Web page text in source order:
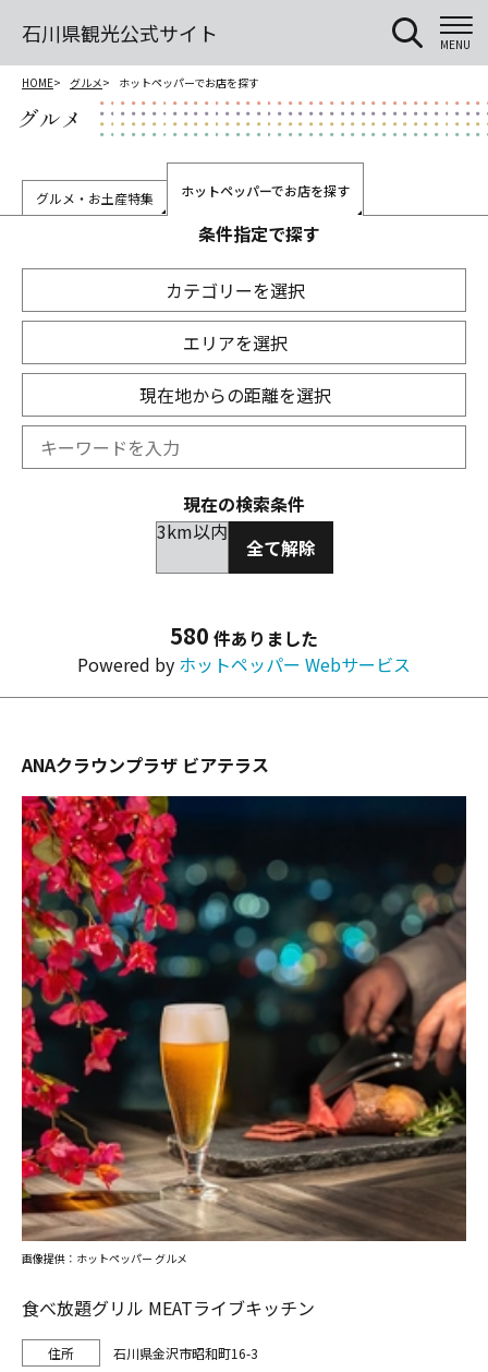
石川県観光公式サイト MENU
HOME グルメ ホットペッパーでお店を探す
グルメ
グルメ・お土産特集 ホットペッパーでお店を探す
条件指定で探す
カテゴリーを選択
エリアを選択
現在地からの距離を選択
現在の検索条件
3km以内
全て解除
580 件ありました
Powered by ホットペッパー Webサービス
ANAクラウンプラザ ビアテラス
食べ放題グリル MEATライブキッチン
石川県金沢市昭和町16-3
画像提供：ホットペッパー グルメ